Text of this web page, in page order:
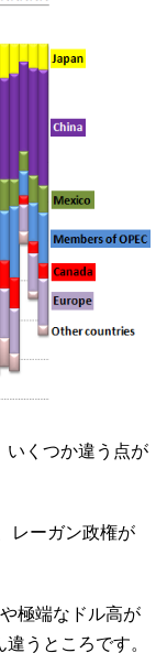
いくつか違う点が
レーガン政権が
極端なドル高が
うところです。